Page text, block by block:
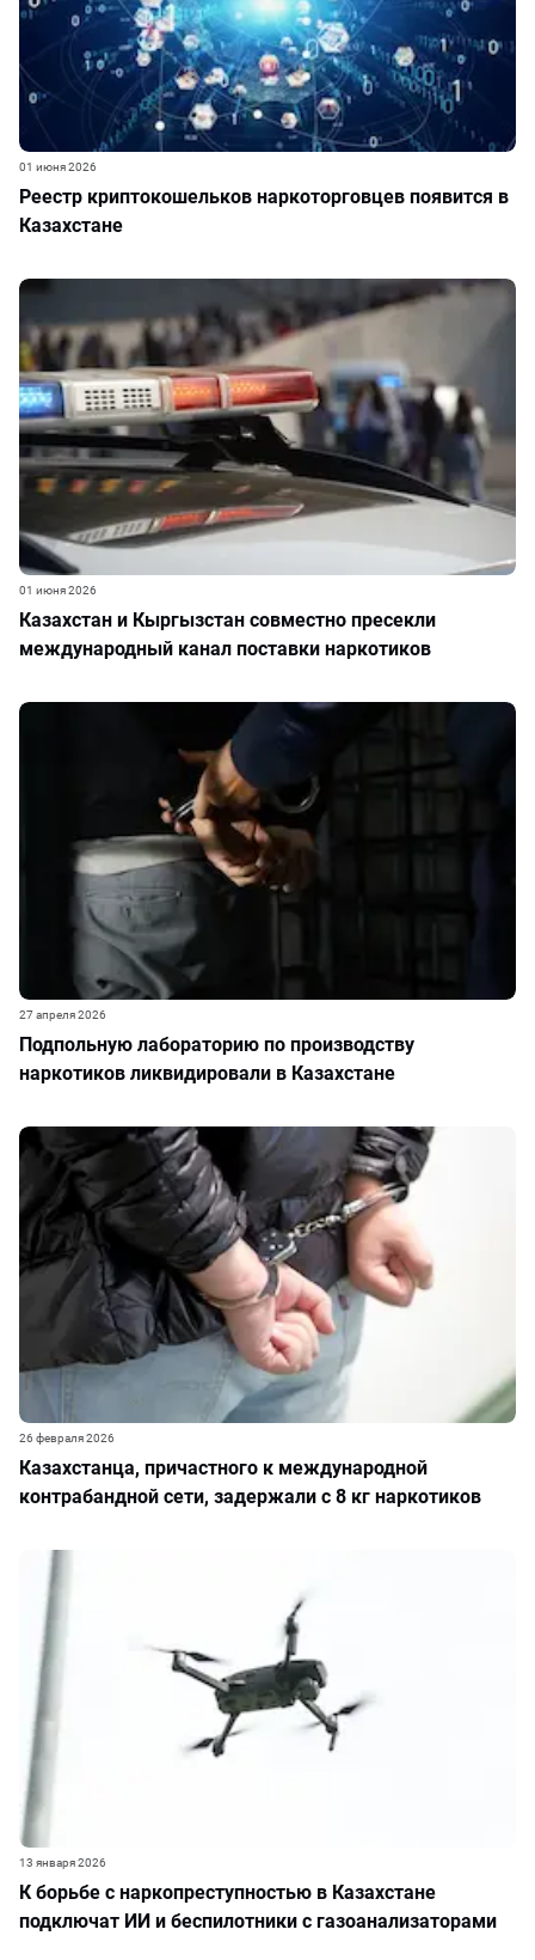
Реестр криптокошельков наркоторговцев появится в
Казахстане
01 июня 2026
Казахстан и Кыргызстан совместно пресекли
международный канал поставки наркотиков
01 июня 2026
Подпольную лабораторию по производству
наркотиков ликвидировали в Казахстане
27 апреля 2026
Казахстанца, причастного к международной
контрабандной сети, задержали с 8 кг наркотиков
26 февраля 2026
К борьбе с наркопреступностью в Казахстане
подключат ИИ и беспилотники с газоанализаторами
13 января 2026